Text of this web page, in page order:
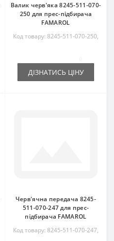
Валик черв'яка 8245-511-070-
250 для прес-підбирача
FAMAROL
Код товару: 8245-511-070-250,
ДІЗНАТИСЬ ЦІНУ
Черв'ячна передача 8245-
511-070-247 для прес-
підбирача FAMAROL
Код товару: 8245-511-070-247,